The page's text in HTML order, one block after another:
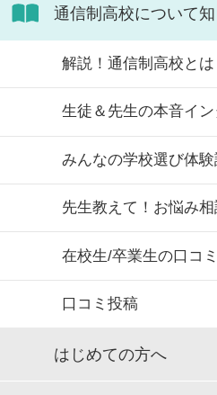
通信制高校について
解説！通信制高校とは
生徒＆先生の本音イ
みんなの学校選び体験
先生教えて！お悩み相
在校生/卒業生の口コミ
口コミ投稿
はじめての方へ